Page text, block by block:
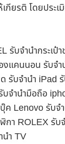
กียรติ โดยประเ
รับจำนำกระเป๋า
งแคนนอน รับจ
รับจำนำ iPad
จำนำมือถือ
Lenovo รับจ
า ROLEX รับ
นำ TV